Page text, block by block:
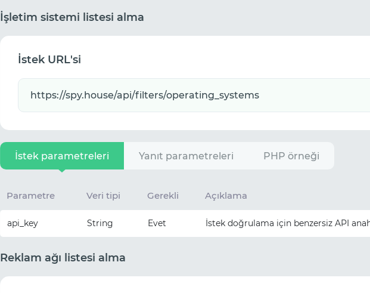
İşletim sistemi listesi alma
İstek URL'si
İstek parametreleri Yanıt parametreleri PHP örneği
Parametre Veri tipi Gerekli Açıklama
api_key String Evet İstek doğrulama için benzersiz API
Reklam ağı listesi alma